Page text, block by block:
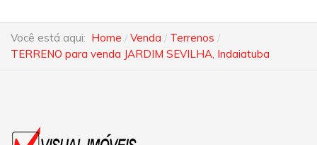
Você está aqui: Home Venda
Terrenos
TERRENO para venda JARDIM SEVILHA, Indaiatuba